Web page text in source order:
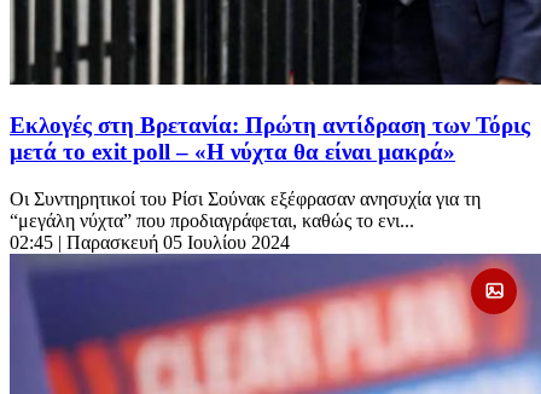
Εκλογές στη Βρετανία: Πρώτη αντίδραση των Τόρις
μετά το exit poll – «Η νύχτα θα είναι μακρά»
Οι Συντηρητικοί του Ρίσι Σούνακ εξέφρασαν ανησυχία για τη
“μεγάλη νύχτα” που προδιαγράφεται, καθώς το ενι...
02:45 | Παρασκευή 05 Ιουλίου 2024